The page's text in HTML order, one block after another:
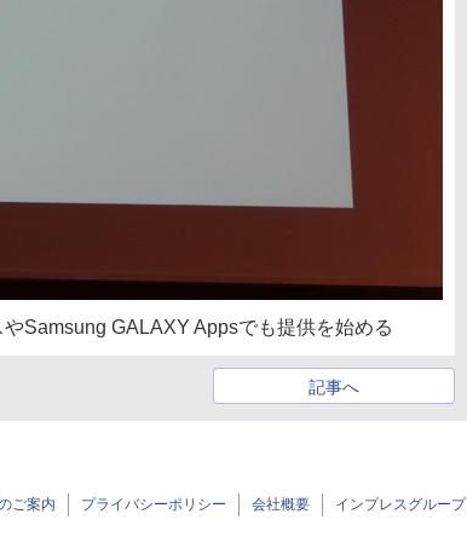
Samsung GALAXY Appsでも提供を始める
記事へ
ご案内 プライバシーポリシー 会社概要 インプレスグループ